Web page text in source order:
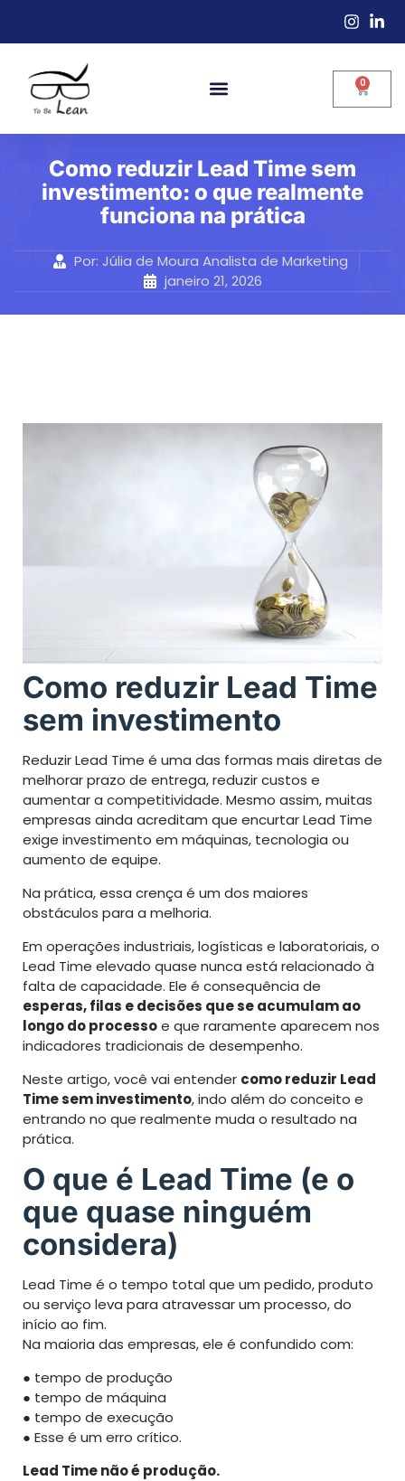
0
Como reduzir Lead Time sem
investimento: o que realmente
funciona na prática
Por: Júlia de Moura Analista de Marketing
janeiro 21, 2026
Como reduzir Lead Time
sem investimento
Reduzir Lead Time é uma das formas mais diretas de
melhorar prazo de entrega, reduzir custos e
aumentar a competitividade. Mesmo assim, muitas
empresas ainda acreditam que encurtar Lead Time
exige investimento em máquinas, tecnologia ou
aumento de equipe.
Na prática, essa crença é um dos maiores
obstáculos para a melhoria.
Em operações industriais, logísticas e laboratoriais, o
Lead Time elevado quase nunca está relacionado à
falta de capacidade. Ele é consequência de
esperas, filas e decisões que se acumulam ao
longo do processoe que raramente aparecem nos
indicadores tradicionais de desempenho.
Neste artigo, você vai entender como reduzir Lead
Time sem investimento, indo além do conceito e
entrando no que realmente muda o resultado na
prática.
O que é Lead Time (e o
que quase ninguém
considera)
Lead Time é o tempo total que um pedido, produto
ou serviço leva para atravessar um processo, do
início ao fim.
Na maioria das empresas, ele é confundido com:
● tempo de produção
● tempo de máquina
● tempo de execução
● Esse é um erro crítico.
Lead Time não é produção.